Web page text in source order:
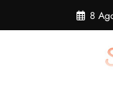
contenuto
8